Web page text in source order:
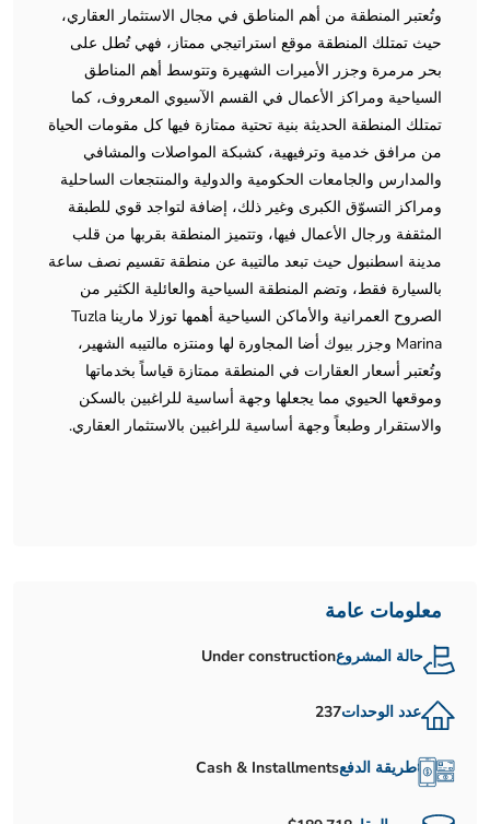
وتُعتبر المنطقة من أهم المناطق في مجال الاستثمار العقاري،
حيث تمتلك المنطقة موقع استراتيجي ممتاز، فهي تُطل على
بحر مرمرة وجزر الأميرات الشهيرة وتتوسط أهم المناطق
السياحية ومراكز الأعمال في القسم الآسيوي المعروف، كما
تمتلك المنطقة الحديثة بنية تحتية ممتازة فيها كل مقومات الحياة
من مرافق خدمية وترفيهية، كشبكة المواصلات والمشافي
والمدارس والجامعات الحكومية والدولية والمنتجعات الساحلية
ومراكز التسوّق الكبرى وغير ذلك، إضافة لتواجد قوي للطبقة
المثقفة ورجال الأعمال فيها، وتتميز المنطقة بقربها من قلب
مدينة اسطنبول حيث تبعد مالتيبة عن منطقة تقسيم نصف ساعة
بالسيارة فقط، وتضم المنطقة السياحية والعائلية الكثير من
الصروح العمرانية والأماكن السياحية أهمها توزلا مارينا Tuzla
Marina وجزر بيوك أضا المجاورة لها ومنتزه مالتيبه الشهير،
وتُعتبر أسعار العقارات في المنطقة ممتازة قياساً بخدماتها
وموقعها الحيوي مما يجعلها وجهة أساسية للراغبين بالسكن
والاستقرار وطبعاً وجهة أساسية للراغبين بالاستثمار العقاري.
معلومات عامة
حالة المشروعUnder construction
عدد الوحدات237
طريقة الدفعCash & Installments